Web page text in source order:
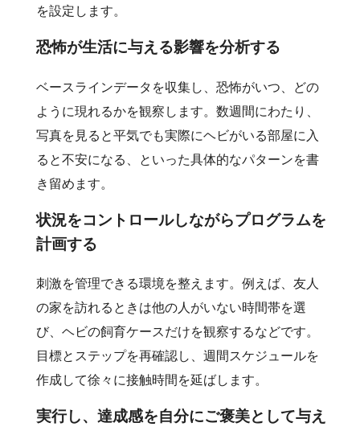
を設定します。
恐怖が生活に与える影響を分析する
ベースラインデータを収集し、恐怖がいつ、どの
ように現れるかを観察します。数週間にわたり、
写真を見ると平気でも実際にヘビがいる部屋に入
ると不安になる、といった具体的なパターンを書
き留めます。
状況をコントロールしながらプログラムを
計画する
刺激を管理できる環境を整えます。例えば、友人
の家を訪れるときは他の人がいない時間帯を選
び、ヘビの飼育ケースだけを観察するなどです。
目標とステップを再確認し、週間スケジュールを
作成して徐々に接触時間を延ばします。
実行し、達成感を自分にご褒美として与え